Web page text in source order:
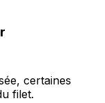
certaines
filet.